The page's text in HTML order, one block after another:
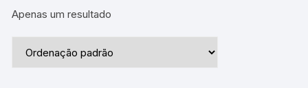
Apenas um resultado